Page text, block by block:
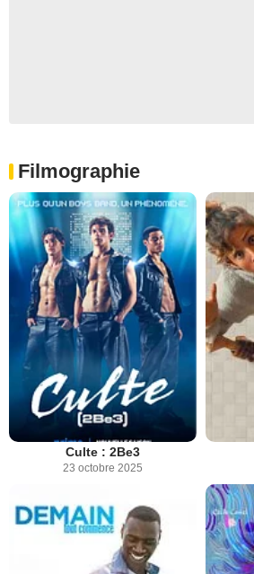
Filmographie
Culte : 2Be3
23 octobre 2025